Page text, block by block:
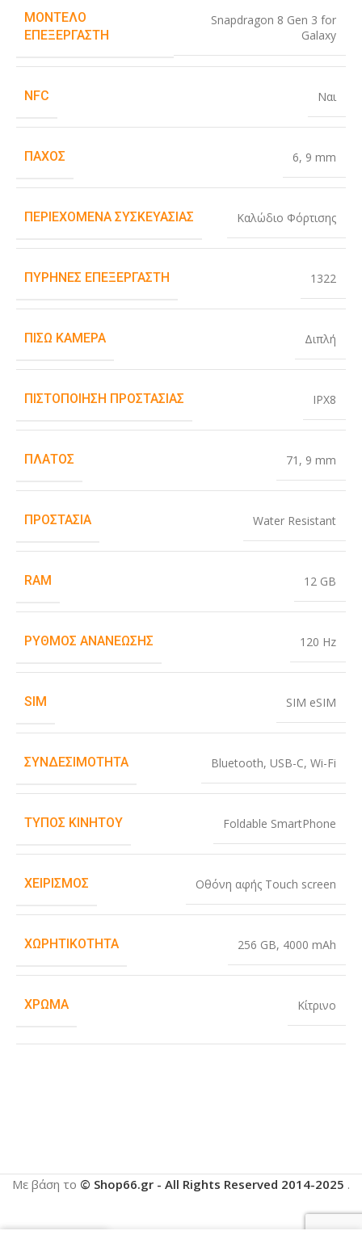
ΜΟΝΤΈΛΟ
ΕΠΕΞΕΡΓΑΣΤΉ
Snapdragon 8 Gen 3 for
Galaxy
NFC Ναι
ΠΆΧΟΣ 6, 9 mm
ΠΕΡΙΕΧΌΜΕΝΑ ΣΥΣΚΕΥΑΣΊΑΣ Καλώδιο Φόρτισης
ΠΥΡΉΝΕΣ ΕΠΕΞΕΡΓΑΣΤΉ 1322
ΠΊΣΩ ΚΆΜΕΡΑ Διπλή
ΠΙΣΤΟΠΟΊΗΣΗ ΠΡΟΣΤΑΣΊΑΣ IPX8
ΠΛΆΤΟΣ 71 , 9 mm
ΠΡΟΣΤΑΣΊΑ Water Resistant
RAM 12 GB
ΡΥΘΜΌΣ ΑΝΑΝΈΩΣΗΣ 120 Hz
SIM SIM eSIM
ΣΥΝΔΕΣΙΜΌΤΗΤΑ Bluetooth, USB-C, Wi-Fi
ΤΎΠΟΣ ΚΙΝΗΤΟΎ Foldable SmartPhone
ΧΕΙΡΙΣΜΌΣ Οθόνη αφής Touch screen
ΧΩΡΗΤΙΚΌΤΗΤΑ 256 GB, 4000 mAh
ΧΡΏΜΑ Κίτρινο
Με βάση το © Shop66.gr - All Rights Reserved 2014-2025 .